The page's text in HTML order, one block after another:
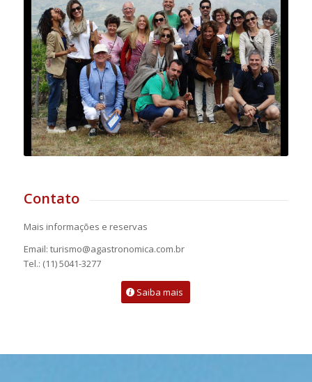
Contato
Mais informações e reservas
Email: turismo@agastronomica.com.br
Tel.: (11) 5041-3277
Saiba mais